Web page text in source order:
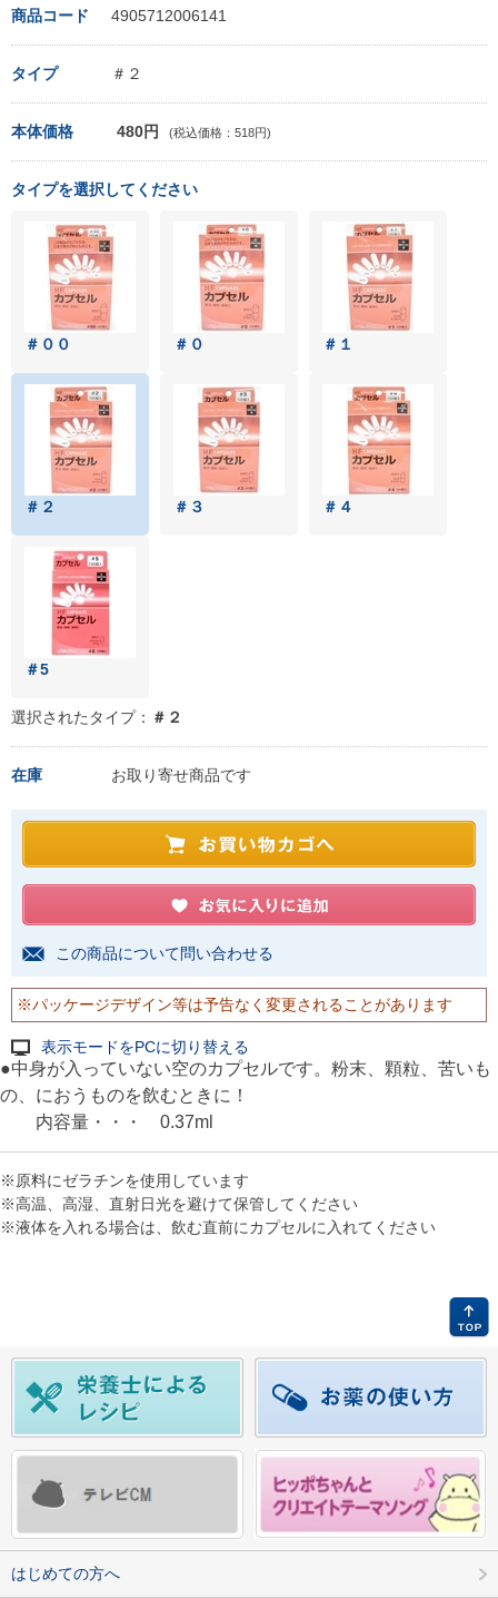
商品コード 4905712006141
タイプ ＃２
本体価格 480円 (税込価格：518円)
タイプを選択してください
＃００ ＃０ ＃１
＃２ ＃３ ＃４
＃5
選択されたタイプ： ＃２
在庫 お取り寄せ商品です
この商品について問い合わせる
※パッケージデザイン等は予告なく変更されることがあります
表示モードをPCに切り替える
●中身が入っていない空のカプセルです。粉末、顆粒、苦いも
の、におうものを飲むときに！
内容量・・・ 0.37ml
※原料にゼラチンを使用しています
※高温、高湿、直射日光を避けて保管してください
※液体を入れる場合は、飲む直前にカプセルに入れてください
はじめての方へ